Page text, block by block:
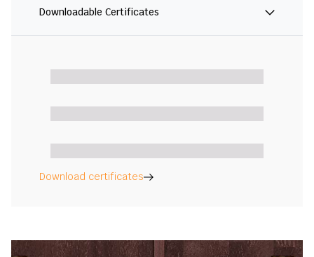
Downloadable Certificates
Download certificates